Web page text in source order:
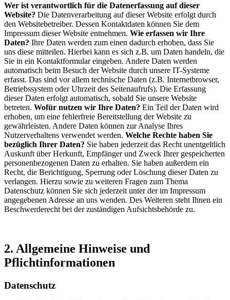
Wer ist verantwortlich für die Datenerfassung auf dieser
Website? Die Datenverarbeitung auf dieser Website erfolgt durch
den Websitebetreiber. Dessen Kontaktdaten können Sie dem
Impressum dieser Website entnehmen. Wie erfassen wir Ihre
Daten? Ihre Daten werden zum einen dadurch erhoben, dass Sie
uns diese mitteilen. Hierbei kann es sich z.B. um Daten handeln, die
Sie in ein Kontaktformular eingeben. Andere Daten werden
automatisch beim Besuch der Website durch unsere IT-Systeme
erfasst. Das sind vor allem technische Daten (z.B. Internetbrowser,
Betriebssystem oder Uhrzeit des Seitenaufrufs). Die Erfassung
dieser Daten erfolgt automatisch, sobald Sie unsere Website
betreten. Wofür nutzen wir Ihre Daten? Ein Teil der Daten wird
erhoben, um eine fehlerfreie Bereitstellung der Website zu
gewährleisten. Andere Daten können zur Analyse Ihres
Nutzerverhaltens verwendet werden. Welche Rechte haben Sie
bezüglich Ihrer Daten? Sie haben jederzeit das Recht unentgeltlich
Auskunft über Herkunft, Empfänger und Zweck Ihrer gespeicherten
personenbezogenen Daten zu erhalten. Sie haben außerdem ein
Recht, die Berichtigung, Sperrung oder Löschung dieser Daten zu
verlangen. Hierzu sowie zu weiteren Fragen zum Thema
Datenschutz können Sie sich jederzeit unter der im Impressum
angegebenen Adresse an uns wenden. Des Weiteren steht Ihnen ein
Beschwerderecht bei der zuständigen Aufsichtsbehörde zu.
2. Allgemeine Hinweise und
Pflichtinformationen
Datenschutz